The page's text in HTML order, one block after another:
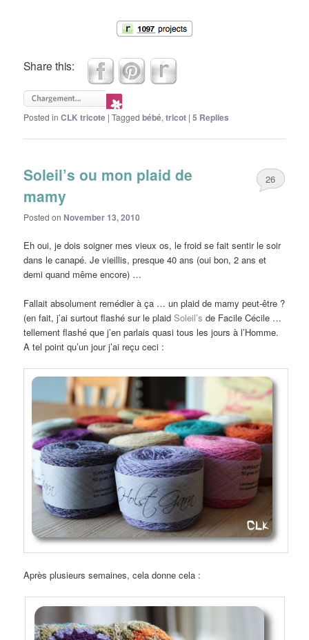
Share this:
Posted in CLK tricote |Tagged bébé,tricot |5 Replies
Soleil’s ou mon plaid de
mamy
Posted on November 13, 2010
26
Eh oui, je dois soigner mes vieux os, le froid se fait sentir le soir
dans le canapé. Je vieillis, presque 40 ans (oui bon, 2 ans et
demi quand même encore) …
Fallait absolument remédier à ça … un plaid de mamy peut-être ?
(en fait, j’ai surtout flashé sur le plaidSoleil’s de Facile Cécile …
tellement flashé que j’en parlais quasi tous les jours à l’Homme.
A tel point qu’un jour j’ai reçu ceci :
Après plusieurs semaines, cela donne cela :